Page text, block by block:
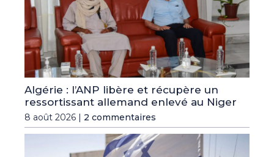
Algérie : l’ANP libère et récupère un
ressortissant allemand enlevé au Niger
8 août 2026 | 2 commentaires